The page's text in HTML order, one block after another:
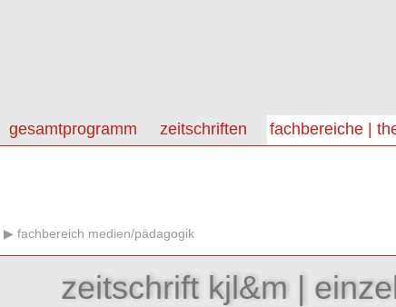
gesamtprogramm zeitschriften fachbereiche |
fachbereich medien/pädagogik
zeitschrift kjl&m |